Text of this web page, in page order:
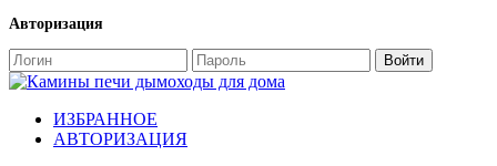
Авторизация
ИЗБРАННОЕ
АВТОРИЗАЦИЯ